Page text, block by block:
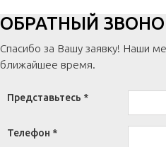
ОБРАТНЫЙ
Спасибо за Вашу заявку! Наши
ближайшее время.
Представьтесь *
Телефон *